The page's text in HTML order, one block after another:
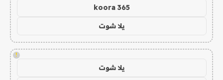
koora 365
يلا شوت
!
يلا شوت